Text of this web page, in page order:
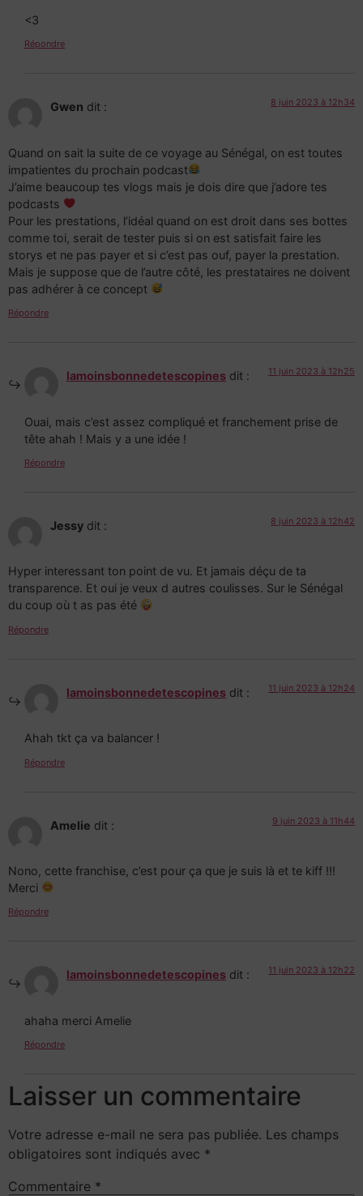
<3
Répondre
Gwen dit : 8 juin 2023 à 12h34
Quand on sait la suite de ce voyage au Sénégal, on est toutes
impatientes du prochain podcast
J’aime beaucoup tes vlogs mais je dois dire que j’adore tes
podcasts
Pour les prestations, l’idéal quand on est droit dans ses bottes
comme toi, serait de tester puis si on est satisfait faire les
storys et ne pas payer et si c’est pas ouf, payer la prestation.
Mais je suppose que de l’autre côté, les prestataires ne doivent
pas adhérer à ce concept
Répondre
lamoinsbonnedetescopines dit : 11 juin 2023 à 12h25
Ouai, mais c’est assez compliqué et franchement prise de
tête ahah ! Mais y a une idée !
Répondre
Jessy dit : 8 juin 2023 à 12h42
Hyper interessant ton point de vu. Et jamais déçu de ta
transparence. Et oui je veux d autres coulisses. Sur le Sénégal
du coup où t as pas été
Répondre
lamoinsbonnedetescopines dit : 11 juin 2023 à 12h24
Ahah tkt ça va balancer !
Répondre
Amelie dit : 9 juin 2023 à 11h44
Nono, cette franchise, c’est pour ça que je suis là et te kiff !!!
Merci
Répondre
lamoinsbonnedetescopines dit : 11 juin 2023 à 12h22
ahaha merci Amelie
Répondre
Laisser un commentaire
Votre adresse e-mail ne sera pas publiée. Les champs
obligatoires sont indiqués avec *
Commentaire *